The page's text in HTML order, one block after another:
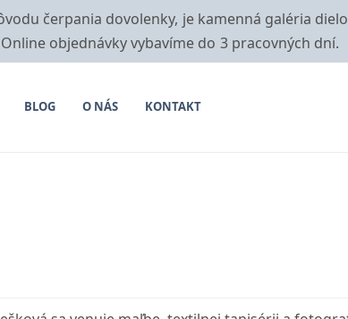
čerpania dovolenky, je kamenná galéria
Online objednávky vybavíme do 3 pracovných dní.
BLOG O NÁS KONTAKT